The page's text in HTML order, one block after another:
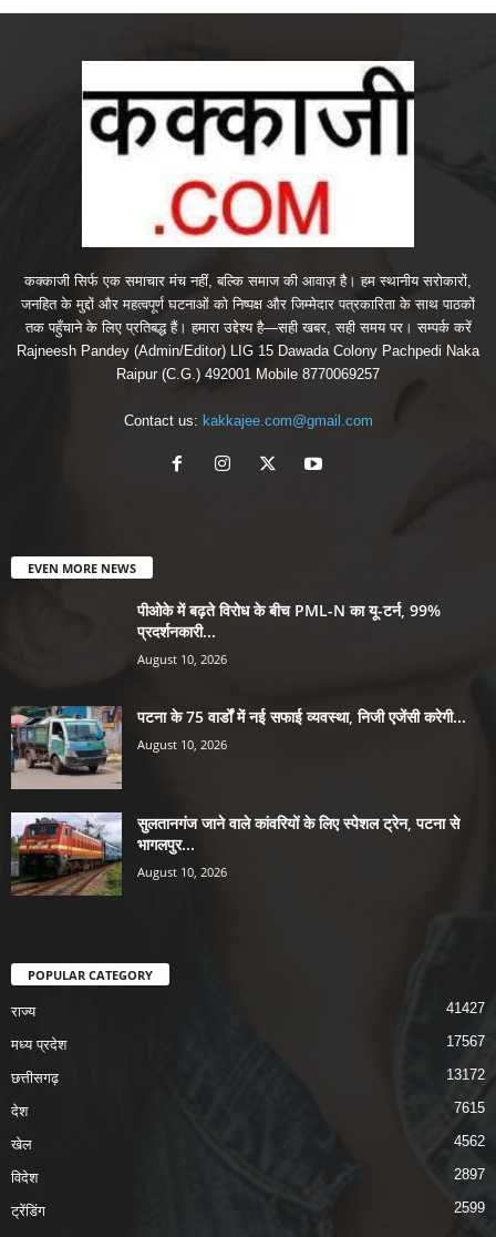
कक्काजी सिर्फ एक समाचार मंच नहीं, बल्कि समाज की आवाज़ है। हम स्थानीय सरोकारों,
जनहित के मुद्दों और महत्वपूर्ण घटनाओं को निष्पक्ष और जिम्मेदार पत्रकारिता के साथ पाठकों
तक पहुँचाने के लिए प्रतिबद्ध हैं। हमारा उद्देश्य है—सही खबर, सही समय पर। सम्पर्क करें
Rajneesh Pandey (Admin/Editor) LIG 15 Dawada Colony Pachpedi Naka
Raipur (C.G.) 492001 Mobile 8770069257
Contact us: kakkajee.com@gmail.com
EVEN MORE NEWS
पीओके में बढ़ते विरोध के बीच PML-N का यू-टर्न, 99%
प्रदर्शनकारी...
August 10, 2026
पटना के 75 वार्डों में नई सफाई व्यवस्था, निजी एजेंसी करेगी...
August 10, 2026
सुलतानगंज जाने वाले कांवरियों के लिए स्पेशल ट्रेन, पटना से
भागलपुर...
August 10, 2026
POPULAR CATEGORY
राज्य 41427
मध्य प्रदेश 17567
छत्तीसगढ़ 13172
देश 7615
खेल 4562
विदेश 2897
ट्रेंडिंग 2599